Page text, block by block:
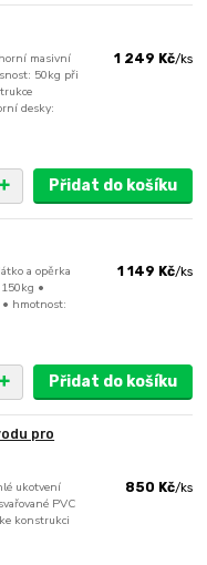
masivní
50kg při
desky:
1 249 Kč/ks
Přidat do košíku
a opěrka
•
hmotnost:
1 149 Kč/ks
Přidat do košíku
pro
ukotvení
PVC
konstrukci
850 Kč/ks